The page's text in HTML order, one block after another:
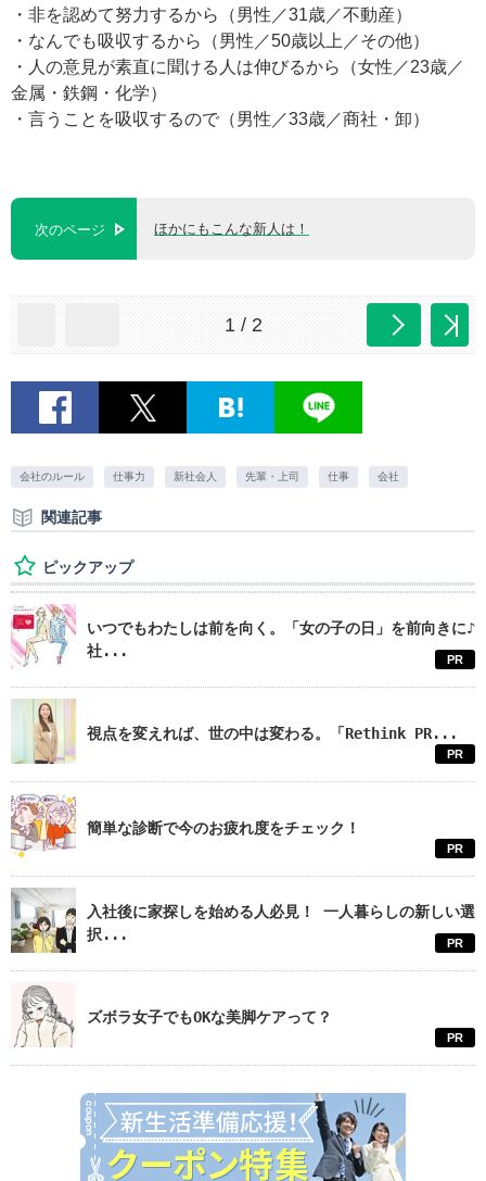
・非を認めて努力するから（男性／31歳／不動産）
・なんでも吸収するから（男性／50歳以上／その他）
・人の意見が素直に聞ける人は伸びるから（女性／23歳／
金属・鉄鋼・化学）
・言うことを吸収するので（男性／33歳／商社・卸）
次のページ ほかにもこんな新人は！
1 / 2
会社のルール 仕事力 新社会人 先輩・上司 仕事 会社
関連記事
ピックアップ
いつでもわたしは前を向く。「女の子の日」を前向きに♪
社...
PR
視点を変えれば、世の中は変わる。「Rethink PR...
PR
簡単な診断で今のお疲れ度をチェック！
PR
入社後に家探しを始める人必見！ 一人暮らしの新しい選
択...
PR
ズボラ女子でもOKな美脚ケアって？
PR